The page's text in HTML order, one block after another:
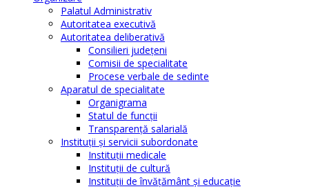
Palatul Administrativ
Autoritatea executivă
Autoritatea deliberativă
Consilieri judeţeni
Comisii de specialitate
Procese verbale de sedinte
Aparatul de specialitate
Organigrama
Statul de funcții
Transparență salarială
Instituţii şi servicii subordonate
Instituţii medicale
Instituţii de cultură
Instituţii de învăţământ şi educaţie